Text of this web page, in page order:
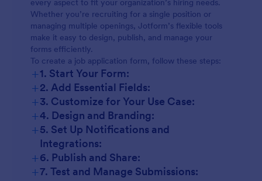
every aspect to fit your organization’s hiring needs.
Whether you’re recruiting for a single position or
managing multiple openings, Jotform’s flexible tools
make it easy to design, publish, and manage your
forms efficiently.
To create a job application form, follow these steps:
+1. Start Your Form:
+2. Add Essential Fields:
+3. Customize for Your Use Case:
+4. Design and Branding:
+5. Set Up Notifications and
Integrations:
+6. Publish and Share:
+7. Test and Manage Submissions: